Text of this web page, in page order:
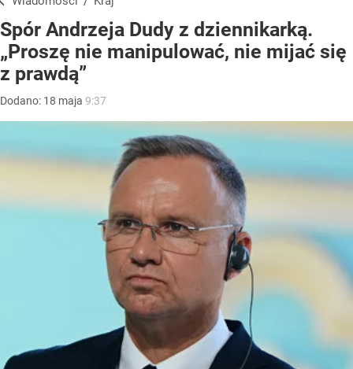
Spór Andrzeja Dudy z dziennikarką.
„Proszę nie manipulować, nie mijać się
z prawdą”
Dodano: 18 maja 9:37